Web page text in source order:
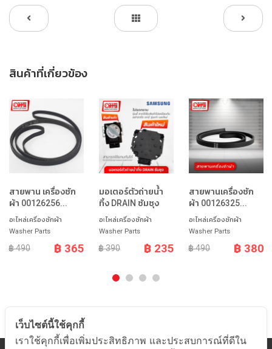
สินค้าที่เกี่ยวข้อง
สายพาน เครื่องซัก
ผ้า 00126256...
อะไหล่เครื่องซักผ้า
Washer Parts
฿ 490 ฿ 365
มอเตอร์ตัวถ่ายน้ำ
ทิ้ง DRAIN ซัมซุง
อะไหล่เครื่องซักผ้า
Washer Parts
฿ 390 ฿ 235
สายพานเครื่องซัก
ผ้า 00126325...
อะไหล่เครื่องซักผ้า
Washer Parts
฿ 490 ฿ 380
เว็บไซต์นี้ใช้คุกกี้
เราใช้คุกกี้เพื่อเพิ่มประสิทธิภาพ และประสบการณ์ที่ดีใน